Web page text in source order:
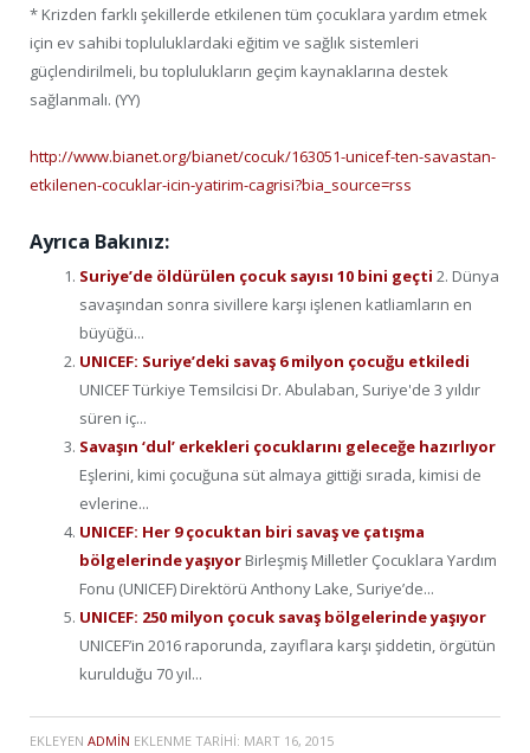
* Krizden farklı şekillerde etkilenen tüm çocuklara yardım etmek
için ev sahibi topluluklardaki eğitim ve sağlık sistemleri
güçlendirilmeli, bu toplulukların geçim kaynaklarına destek
sağlanmalı. (YY)
http://www.bianet.org/bianet/cocuk/163051-unicef-ten-savastan-
etkilenen-cocuklar-icin-yatirim-cagrisi?bia_source=rss
Ayrıca Bakınız:
Suriye’de öldürülen çocuk sayısı 10 bini geçti 2. Dünya
savaşından sonra sivillere karşı işlenen katliamların en
büyüğü...
UNICEF: Suriye’deki savaş 6 milyon çocuğu etkiledi
UNICEF Türkiye Temsilcisi Dr. Abulaban, Suriye'de 3 yıldır
süren iç...
Savaşın ‘dul’ erkekleri çocuklarını geleceğe hazırlıyor
Eşlerini, kimi çocuğuna süt almaya gittiği sırada, kimisi de
evlerine...
UNICEF: Her 9 çocuktan biri savaş ve çatışma
bölgelerinde yaşıyor Birleşmiş Milletler Çocuklara Yardım
Fonu (UNICEF) Direktörü Anthony Lake, Suriye’de...
UNICEF: 250 milyon çocuk savaş bölgelerinde yaşıyor
UNICEF’in 2016 raporunda, zayıflara karşı şiddetin, örgütün
kurulduğu 70 yıl...
EKLEYEN ADMIN EKLENME TARIHI: MART 16, 2015